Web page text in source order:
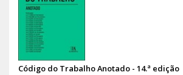
Código do Trabalho Anotado - 14.ª edição